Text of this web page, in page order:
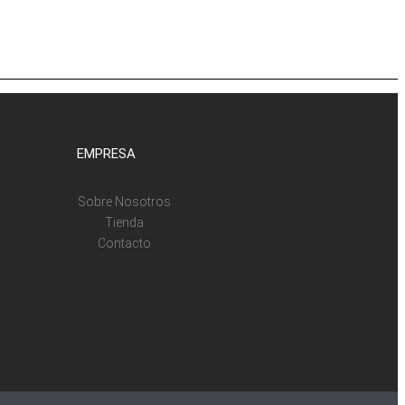
EMPRESA
Sobre Nosotros
Tienda
Contacto